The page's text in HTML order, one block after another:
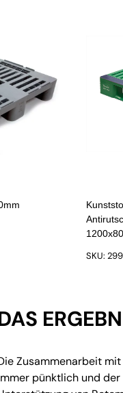
SKU:
Zusammenarbeit
pünktlich und